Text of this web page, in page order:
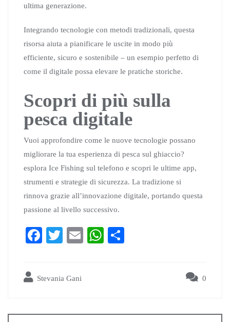
ultima generazione.
Integrando tecnologie con metodi tradizionali, questa
risorsa aiuta a pianificare le uscite in modo più
efficiente, sicuro e sostenibile – un esempio perfetto di
come il digitale possa elevare le pratiche storiche.
Scopri di più sulla
pesca digitale
Vuoi approfondire come le nuove tecnologie possano
migliorare la tua esperienza di pesca sul ghiaccio?
esplora Ice Fishing sul telefono e scopri le ultime app,
strumenti e strategie di sicurezza. La tradizione si
rinnova grazie all’innovazione digitale, portando questa
passione al livello successivo.
Fa
ok
T
r
E
W
Stevania Gani 0